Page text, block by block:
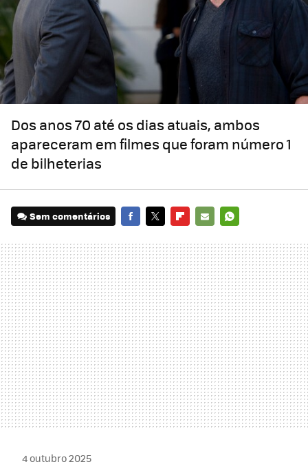
Dos anos 70 até os dias atuais, ambos
apareceram em filmes que foram número 1
de bilheterias
Sem comentários
MAIL
4 outubro 2025